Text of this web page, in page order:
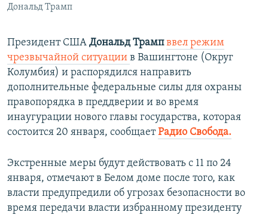
УКРАИНСКАЯ ПРОБЛЕМА КРЫМА
Дональд Трамп
Президент США Дональд Трамп ввел режим
чрезвычайной ситуации в Вашингтоне (Округ
Колумбия) и распорядился направить
дополнительные федеральные силы для охраны
правопорядка в преддверии и во время
инаугурации нового главы государства, которая
состоится 20 января, сообщаетРадио Свобода.
Экстренные меры будут действовать с 11 по 24
января, отмечают в Белом доме после того, как
власти предупредили об угрозах безопасности во
время передачи власти избранному президенту